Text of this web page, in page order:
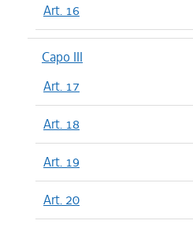
Art. 16
Capo III
Art. 17
Art. 18
Art. 19
Art. 20